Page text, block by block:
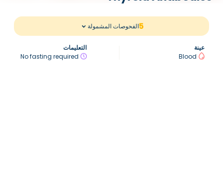
5الفحوصات المشمولة
عينة
Blood
التعليمات
No fasting required